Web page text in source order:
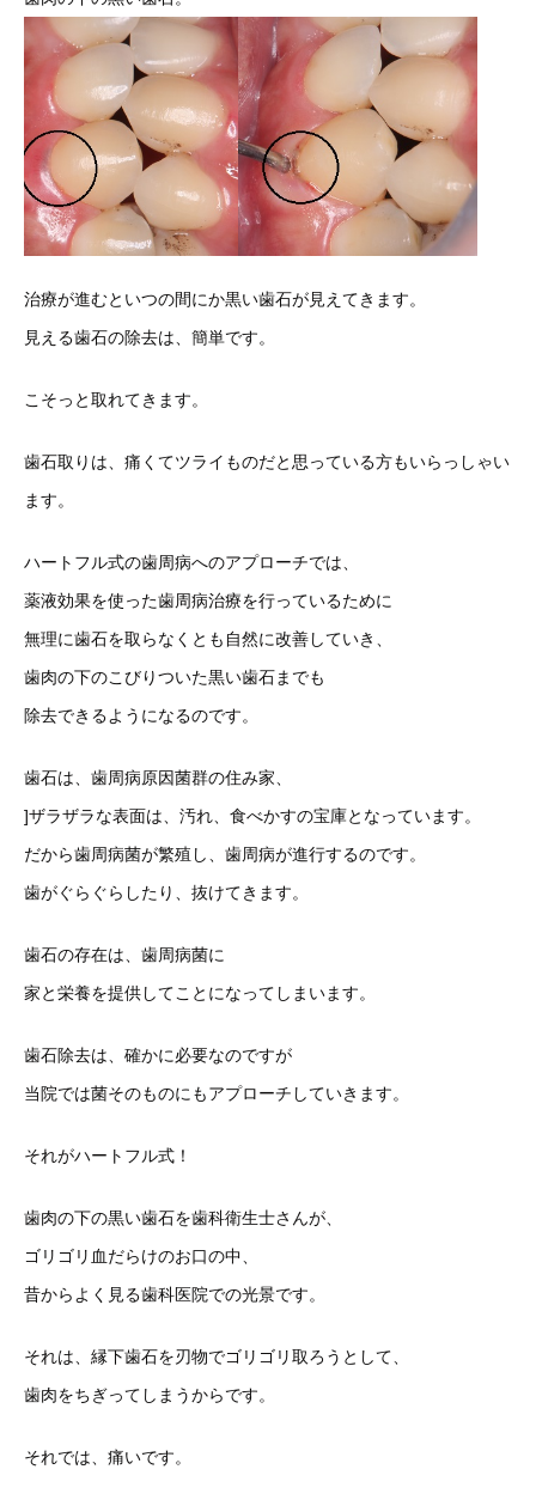
治療が進むといつの間にか黒い歯石が見えてきます。
見える歯石の除去は、簡単です。
こそっと取れてきます。
歯石取りは、痛くてツライものだと思っている方もいらっしゃい
ます。
ハートフル式の歯周病へのアプローチでは、
薬液効果を使った歯周病治療を行っているために
無理に歯石を取らなくとも自然に改善していき、
歯肉の下のこびりついた黒い歯石までも
除去できるようになるのです。
歯石は、歯周病原因菌群の住み家、
]ザラザラな表面は、汚れ、食べかすの宝庫となっています。
だから歯周病菌が繁殖し、歯周病が進行するのです。
歯がぐらぐらしたり、抜けてきます。
歯石の存在は、歯周病菌に
家と栄養を提供してことになってしまいます。
歯石除去は、確かに必要なのですが
当院では菌そのものにもアプローチしていきます。
それがハートフル式！
歯肉の下の黒い歯石を歯科衛生士さんが、
ゴリゴリ血だらけのお口の中、
昔からよく見る歯科医院での光景です。
それは、縁下歯石を刃物でゴリゴリ取ろうとして、
歯肉をちぎってしまうからです。
それでは、痛いです。